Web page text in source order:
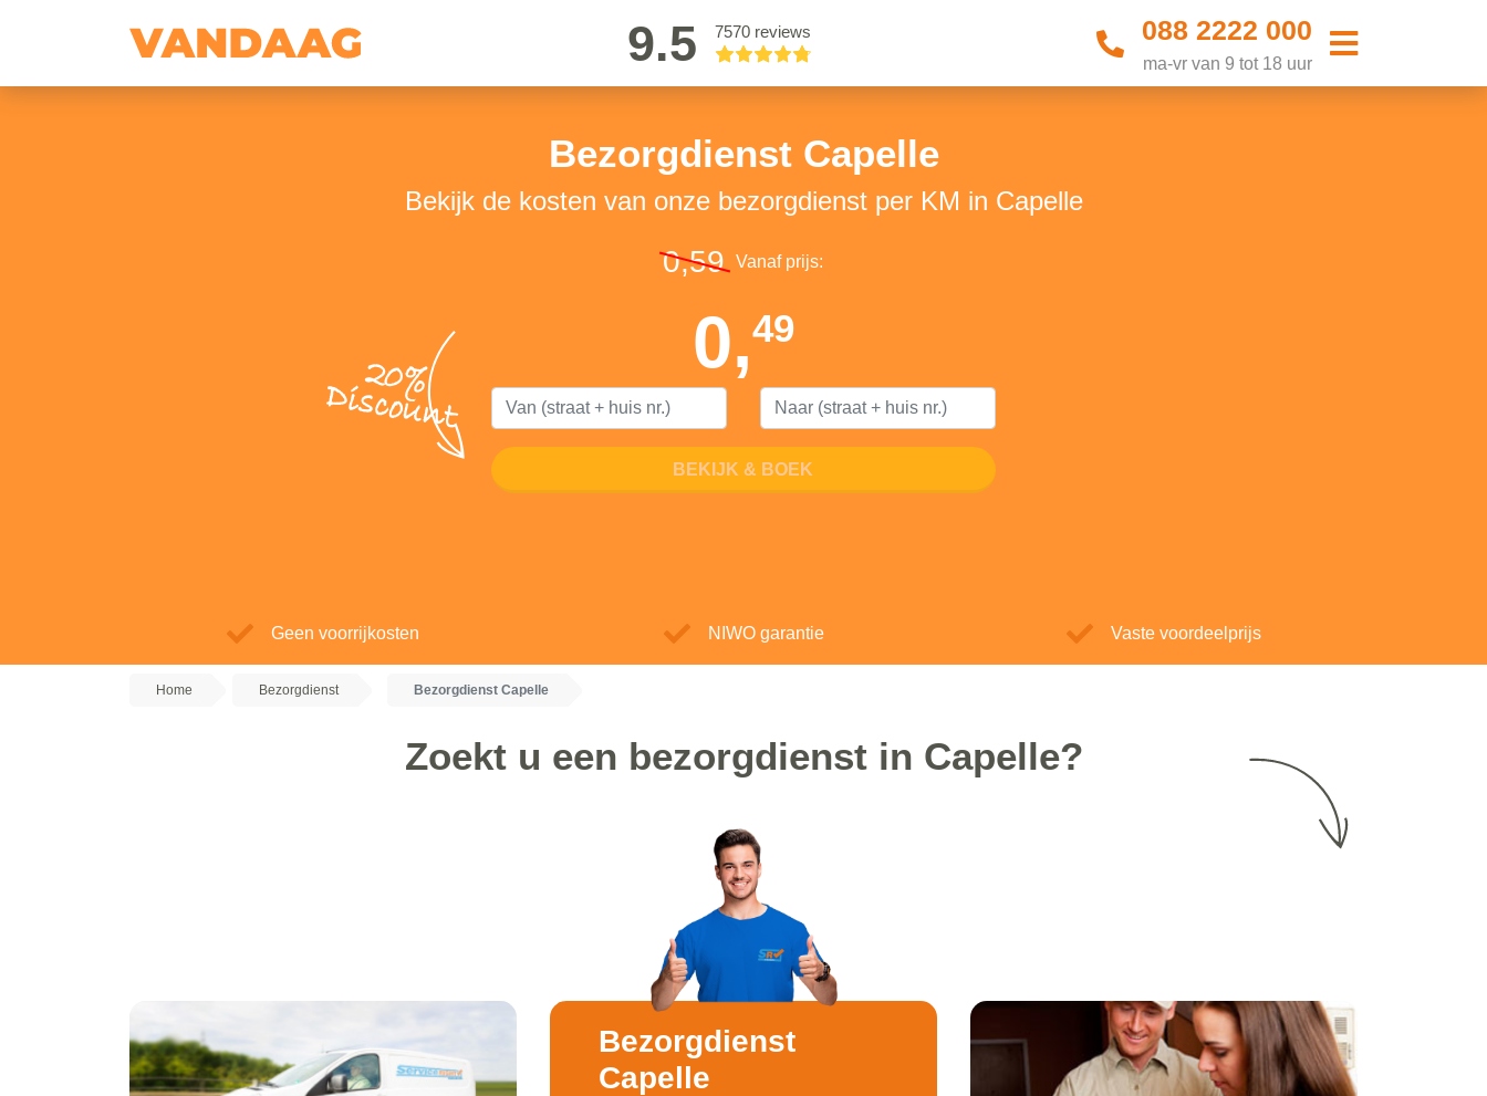
9.5 7570 reviews 088 2222 000
ma-vr van 9 tot 18 uur
Bezorgdienst Capelle
Bekijk de kosten van onze bezorgdienst per KM in Capelle
20%
Discount
0,59 Vanaf prijs:
0,49
BEKIJK & BOEK
Geen voorrijkosten NIWO garantie Vaste voordeelprijs
Home Bezorgdienst Bezorgdienst Capelle
Zoekt u een bezorgdienst in Capelle?
Bezorgdienst
Capelle